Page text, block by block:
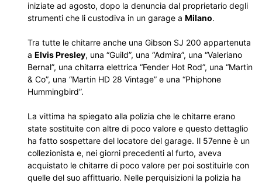
iniziate ad agosto, dopo la denuncia dal proprietario degli
strumenti che li custodiva in un garage a Milano.
Tra tutte le chitarre anche una Gibson SJ 200 appartenuta
a Elvis Presley, una “Guild”, una “Admira”, una “Valeriano
Bernal”, una chitarra elettrica “Fender Hot Rod”, una “Martin
& Co”, una “Martin HD 28 Vintage” e una “Phiphone
Hummingbird”.
La vittima ha spiegato alla polizia che le chitarre erano
state sostituite con altre di poco valore e questo dettaglio
ha fatto sospettare del locatore del garage. Il 57enne è un
collezionista e, nei giorni precedenti al furto, aveva
acquistato le chitarre di poco valore per poi sostituirle con
quelle del suo affittuario. Nelle perquisizioni la polizia ha